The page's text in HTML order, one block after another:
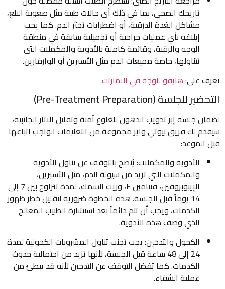
تاريخك الصحي، بما في ذلك أي حالات طبية مثل صعوبة البلع،
مشاكل الغدة الدرقية، أو اضطرابات تخثر الدم. كما يجب
إبلاغه بأي عمليات جراحية أو تجميلية سابقة في منطقة
الوجه والرقبة، وقائمة كاملة بالأدوية والمكملات التي
تتناولها، خاصة مميعات الدم مثل الأسبرين أو الوارفارين.
تعرف على:هايفو للوجه في الامارات
التحضير للجلسة (Pre-Treatment Preparation)
لضمان جلسة إبر تذويب الدهون للغلوغ آمنة وتقليل الآثار الجانبية،
سيقدم لك فريق بيوتي وايز مجموعة من التعليمات الواجب اتباعها
قبل الموعد:
الأدوية والمكملات: يُنصح بالتوقف عن تناول الأدوية
والمكملات التي تزيد من سيولة الدم، مثل الأسبرين،
الإيبوبروفين، فيتامين E، وزيت السمك، لمدة تتراوح بين 7 إلى
14 يوماً قبل الجلسة. هذه الخطوة ضرورية لتقليل خطر ظهور
الكدمات، ويجب أن تتم دائماً بعد استشارة الطبيب المعالج
الذي وصف هذه الأدوية.
الكحول والتدخين: يجب تجنب تناول المشروبات الكحولية لمدة
24 إلى 48 ساعة قبل الجلسة، لأنها تزيد من احتمالية حدوث
الكدمات. كما يُفضل التوقف عن التدخين لأنه قد يبطئ من
عملية الشفاء.